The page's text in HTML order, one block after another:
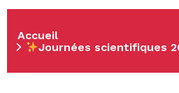
Accueil
Journées scientifiques